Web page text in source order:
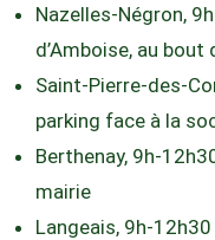
Nazelles-Négron,
d’Amboise, au bout
Saint-Pierre-des-
parking face à la
Berthenay, 9h-
mairie
Langeais, 9h-